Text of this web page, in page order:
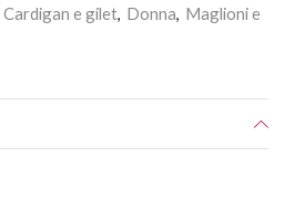
Cardigan e gilet, Donna, Maglioni e